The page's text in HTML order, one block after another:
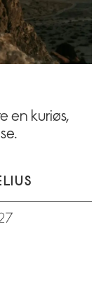
en kuriøs,